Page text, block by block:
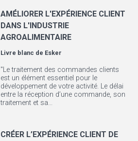
AMÉLIORER L'EXPÉRIENCE CLIENT
DANS L'INDUSTRIE
AGROALIMENTAIRE
Livre blanc de Esker
"Le traitement des commandes clients
est un élément essentiel pour le
développement de votre activité. Le délai
entre la réception d’une commande, son
traitement et sa...
CRÉER L’EXPÉRIENCE CLIENT DE